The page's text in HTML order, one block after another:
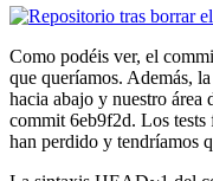
Como podéis ver, el
que queríamos. Además,
hacia abajo y nuestro área
commit 6eb9f2d. Los tests
han perdido y tendríamos